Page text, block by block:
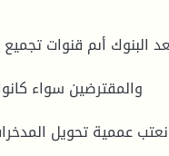
والمقترضين سواء
عممية تحويل